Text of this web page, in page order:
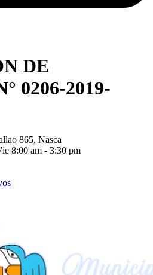
DE
0206-2019-
865, Nasca
8:00 am - 3:30 pm